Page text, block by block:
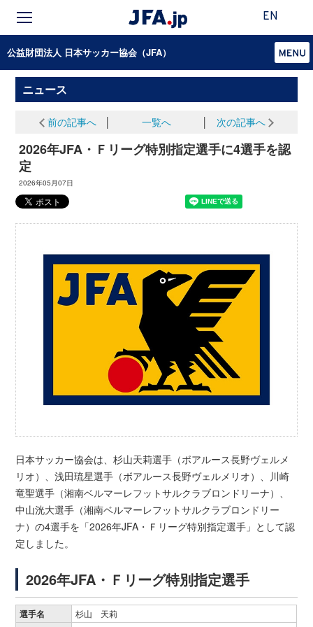
EN
公益財団法人 日本サッカー協会（JFA）
ニュース
前の記事へ 一覧へ 次の記事へ
2026年JFA・Ｆリーグ特別指定選手に4選手を認
定
2026年05月07日
日本サッカー協会は、杉山天莉選手（ボアルース長野ヴェルメ
リオ）、浅田琉星選手（ボアルース長野ヴェルメリオ）、川崎
竜聖選手（湘南ベルマーレフットサルクラブロンドリーナ）、
中山洸大選手（湘南ベルマーレフットサルクラブロンドリー
ナ）の4選手を「2026年JFA・Ｆリーグ特別指定選手」として認
定しました。
2026年JFA・Ｆリーグ特別指定選手
選手名 杉山 天莉